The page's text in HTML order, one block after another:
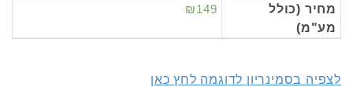
מחיר (כולל
מע"מ)
₪149
לצפיה בסמינריון לדוגמה לחץ כאן